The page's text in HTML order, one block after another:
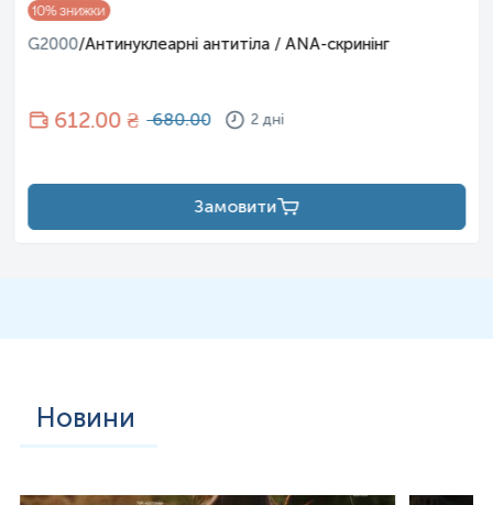
результату відбір має провести спеціаліст –
лікар, медсестра тощо.
10% знижки
G2000/Антинуклеарні антитіла / ANA-скринінг
612.00 ₴ 680.00 2 дні
Замовити
Новини